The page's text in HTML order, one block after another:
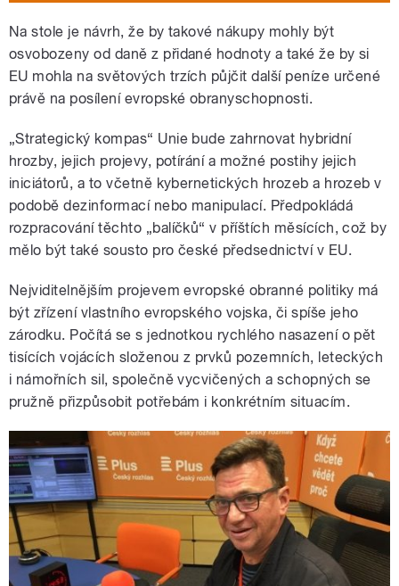
Na stole je návrh, že by takové nákupy mohly být
osvobozeny od daně z přidané hodnoty a také že by si
EU mohla na světových trzích půjčit další peníze určené
právě na posílení evropské obranyschopnosti.
„Strategický kompas“ Unie bude zahrnovat hybridní
hrozby, jejich projevy, potírání a možné postihy jejich
iniciátorů, a to včetně kybernetických hrozeb a hrozeb v
podobě dezinformací nebo manipulací. Předpokládá
rozpracování těchto „balíčků“ v příštích měsících, což by
mělo být také sousto pro české předsednictví v EU.
Nejviditelnějším projevem evropské obranné politiky má
být zřízení vlastního evropského vojska, či spíše jeho
zárodku. Počítá se s jednotkou rychlého nasazení o pět
tisících vojácích složenou z prvků pozemních, leteckých
i námořních sil, společně vycvičených a schopných se
pružně přizpůsobit potřebám i konkrétním situacím.